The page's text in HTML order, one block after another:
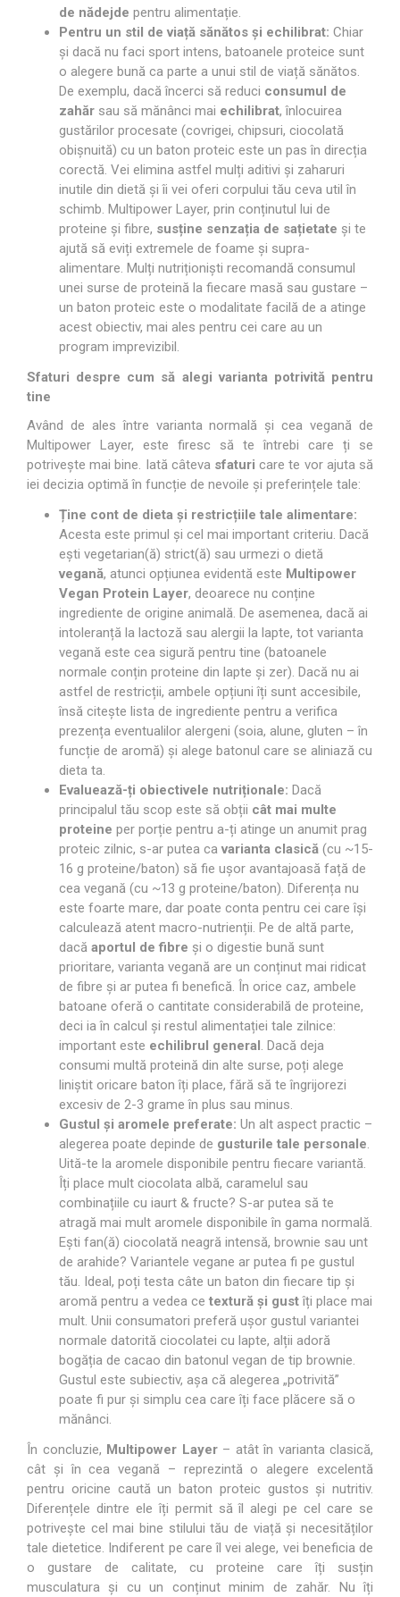
de nădejde pentru alimentație.
Pentru un stil de viață sănătos și echilibrat: Chiar
și dacă nu faci sport intens, batoanele proteice sunt
o alegere bună ca parte a unui stil de viață sănătos.
De exemplu, dacă încerci să reduci consumul de
zahăr sau să mănânci mai echilibrat, înlocuirea
gustărilor procesate (covrigei, chipsuri, ciocolată
obișnuită) cu un baton proteic este un pas în direcția
corectă. Vei elimina astfel mulți aditivi și zaharuri
inutile din dietă și îi vei oferi corpului tău ceva util în
schimb. Multipower Layer, prin conținutul lui de
proteine și fibre, susține senzația de sațietate și te
ajută să eviți extremele de foame și supra-
alimentare. Mulți nutriționiști recomandă consumul
unei surse de proteină la fiecare masă sau gustare –
un baton proteic este o modalitate facilă de a atinge
acest obiectiv, mai ales pentru cei care au un
program imprevizibil.
Sfaturi despre cum să alegi varianta potrivită pentru
tine
Având de ales între varianta normală și cea vegană de
Multipower Layer, este firesc să te întrebi care ți se
potrivește mai bine. Iată câteva sfaturi care te vor ajuta să
iei decizia optimă în funcție de nevoile și preferințele tale:
Ține cont de dieta și restricțiile tale alimentare:
Acesta este primul și cel mai important criteriu. Dacă
ești vegetarian(ă) strict(ă) sau urmezi o dietă
vegană, atunci opțiunea evidentă este Multipower
Vegan Protein Layer, deoarece nu conține
ingrediente de origine animală. De asemenea, dacă ai
intoleranță la lactoză sau alergii la lapte, tot varianta
vegană este cea sigură pentru tine (batoanele
normale conțin proteine din lapte și zer). Dacă nu ai
astfel de restricții, ambele opțiuni îți sunt accesibile,
însă citește lista de ingrediente pentru a verifica
prezența eventualilor alergeni (soia, alune, gluten – în
funcție de aromă) și alege batonul care se aliniază cu
dieta ta.
Evaluează-ți obiectivele nutriționale: Dacă
principalul tău scop este să obții cât mai multe
proteine per porție pentru a-ți atinge un anumit prag
proteic zilnic, s-ar putea ca varianta clasică (cu ~15-
16 g proteine/baton) să fie ușor avantajoasă față de
cea vegană (cu ~13 g proteine/baton). Diferența nu
este foarte mare, dar poate conta pentru cei care își
calculează atent macro-nutrienții. Pe de altă parte,
dacă aportul de fibre și o digestie bună sunt
prioritare, varianta vegană are un conținut mai ridicat
de fibre și ar putea fi benefică. În orice caz, ambele
batoane oferă o cantitate considerabilă de proteine,
deci ia în calcul și restul alimentației tale zilnice:
important este echilibrul general. Dacă deja
consumi multă proteină din alte surse, poți alege
liniștit oricare baton îți place, fără să te îngrijorezi
excesiv de 2-3 grame în plus sau minus.
Gustul și aromele preferate: Un alt aspect practic –
alegerea poate depinde de gusturile tale personale.
Uită-te la aromele disponibile pentru fiecare variantă.
Îți place mult ciocolata albă, caramelul sau
combinațiile cu iaurt & fructe? S-ar putea să te
atragă mai mult aromele disponibile în gama normală.
Ești fan(ă) ciocolată neagră intensă, brownie sau unt
de arahide? Variantele vegane ar putea fi pe gustul
tău. Ideal, poți testa câte un baton din fiecare tip și
aromă pentru a vedea ce textură și gustîți place mai
mult. Unii consumatori preferă ușor gustul variantei
normale datorită ciocolatei cu lapte, alții adoră
bogăția de cacao din batonul vegan de tip brownie.
Gustul este subiectiv, așa că alegerea „potrivită”
poate fi pur și simplu cea care îți face plăcere să o
mănânci.
În concluzie, Multipower Layer– atât în varianta clasică,
cât și în cea vegană – reprezintă o alegere excelentă
pentru oricine caută un baton proteic gustos și nutritiv.
Diferențele dintre ele îți permit să îl alegi pe cel care se
potrivește cel mai bine stilului tău de viață și necesităților
tale dietetice. Indiferent pe care îl vei alege, vei beneficia de
o gustare de calitate, cu proteine care îți susțin
musculatura și cu un conținut minim de zahăr. Nu îți